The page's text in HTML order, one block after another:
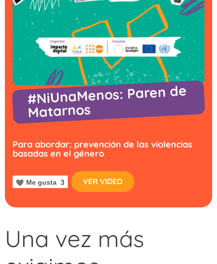
#NiUnaMenos: Paren de
Matarnos
Para abordar: prevención de las violencias
basadas en el género
Me gusta 3 VER VIDEO
Una vez más